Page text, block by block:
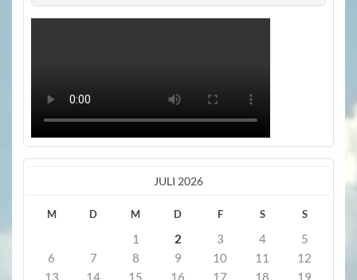
JULI 2026
M D M D F S S
1 2 3 4
5
6
7 8 9 10 11
12
13
14 15 16 17 18
19